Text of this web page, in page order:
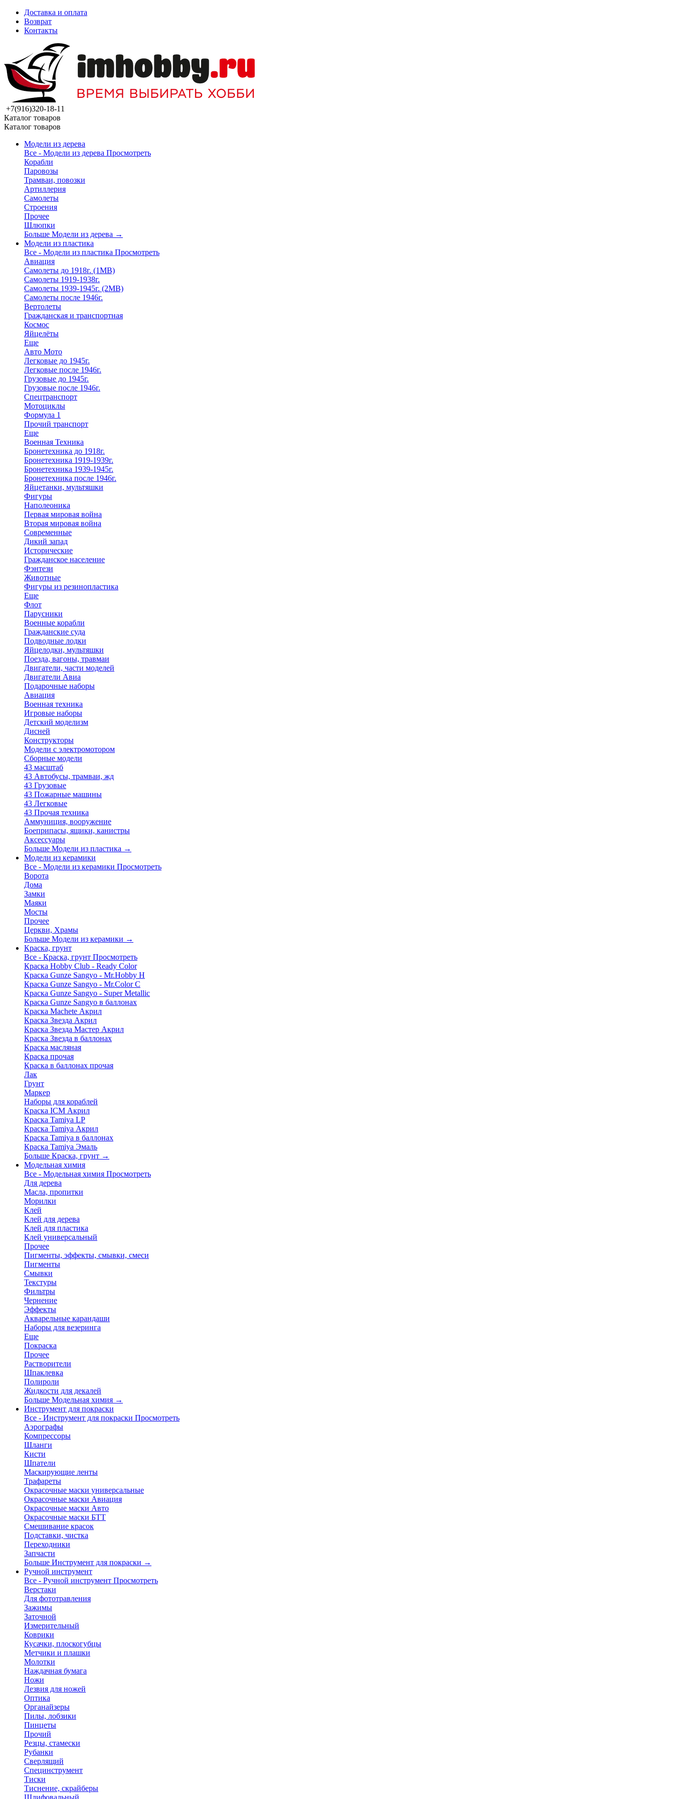
Доставка и оплата
Возврат
Контакты
+7(916)320-18-11
Каталог товаров
Каталог товаров
Модели из дерева
Все - Модели из дерева Просмотреть
Корабли
Паровозы
Трамваи, повозки
Артиллерия
Самолеты
Строения
Прочее
Шлюпки
Больше Модели из дерева →
Модели из пластика
Все - Модели из пластика Просмотреть
Авиация
Самолеты до 1918г. (1МВ)
Самолеты 1919-1938г.
Самолеты 1939-1945г. (2МВ)
Самолеты после 1946г.
Вертолеты
Гражданская и транспортная
Космос
Яйцелёты
Еще
Авто Мото
Легковые до 1945г.
Легковые после 1946г.
Грузовые до 1945г.
Грузовые после 1946г.
Спецтранспорт
Мотоциклы
Формула 1
Прочий транспорт
Еще
Военная Техника
Бронетехника до 1918г.
Бронетехника 1919-1939г.
Бронетехника 1939-1945г.
Бронетехника после 1946г.
Яйцетанки, мультяшки
Фигуры
Наполеоника
Первая мировая война
Вторая мировая война
Современные
Дикий запад
Исторические
Гражданское население
Фэнтези
Животные
Фигуры из резинопластика
Еще
Флот
Парусники
Военные корабли
Гражданские суда
Подводные лодки
Яйцелодки, мультяшки
Поезда, вагоны, травмаи
Двигатели, части моделей
Двигатели Авиа
Подарочные наборы
Авиация
Военная техника
Игровые наборы
Детский моделизм
Дисней
Конструкторы
Модели с электромотором
Сборные модели
43 масштаб
43 Автобусы, трамваи, жд
43 Грузовые
43 Пожарные машины
43 Легковые
43 Прочая техника
Аммуниция, вооружение
Боеприпасы, ящики, канистры
Аксессуары
Больше Модели из пластика →
Модели из керамики
Все - Модели из керамики Просмотреть
Ворота
Дома
Замки
Маяки
Мосты
Прочее
Церкви, Храмы
Больше Модели из керамики →
Краска, грунт
Все - Краска, грунт Просмотреть
Краска Hobby Club - Ready Color
Краска Gunze Sangyo - Mr.Hobby H
Краска Gunze Sangyo - Mr.Color C
Краска Gunze Sangyo - Super Metallic
Краска Gunze Sangyo в баллонах
Краска Machete Акрил
Краска Звезда Акрил
Краска Звезда Мастер Акрил
Краска Звезда в баллонах
Краска масляная
Краска прочая
Краска в баллонах прочая
Лак
Грунт
Маркер
Наборы для кораблей
Краска ICM Акрил
Краска Tamiya LP
Краска Tamiya Акрил
Краска Tamiya в баллонах
Краска Tamiya Эмаль
Больше Краска, грунт →
Модельная химия
Все - Модельная химия Просмотреть
Для дерева
Масла, пропитки
Морилки
Клей
Клей для дерева
Клей для пластика
Клей универсальный
Прочее
Пигменты, эффекты, смывки, смеси
Пигменты
Смывки
Текстуры
Фильтры
Чернение
Эффекты
Акварельные карандаши
Наборы для везеринга
Еще
Покраска
Прочее
Растворители
Шпаклевка
Полироли
Жидкости для декалей
Больше Модельная химия →
Инструмент для покраски
Все - Инструмент для покраски Просмотреть
Аэрографы
Компрессоры
Шланги
Кисти
Шпатели
Маскирующие ленты
Трафареты
Окрасочные маски универсальные
Окрасочные маски Авиация
Окрасочные маски Авто
Окрасочные маски БТТ
Смешивание красок
Подставки, чистка
Переходники
Запчасти
Больше Инструмент для покраски →
Ручной инструмент
Все - Ручной инструмент Просмотреть
Верстаки
Для фототравления
Зажимы
Заточной
Измерительный
Коврики
Кусачки, плоскогубцы
Метчики и плашки
Молотки
Наждачная бумага
Ножи
Лезвия для ножей
Оптика
Органайзеры
Пилы, лобзики
Пинцеты
Прочий
Резцы, стамески
Рубанки
Сверлящий
Специнструмент
Тиски
Тиснение, скрайберы
Шлифовальный